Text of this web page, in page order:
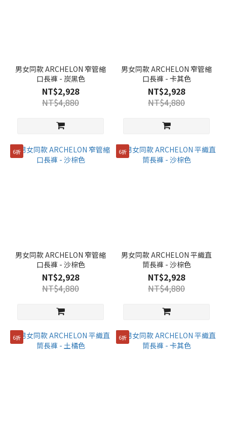
男女同款 ARCHELON 窄管縮
口長褲 - 炭黑色
NT$2,928
NT$4,880
男女同款 ARCHELON 窄管縮
口長褲 - 卡其色
NT$2,928
NT$4,880
6折
男女同款 ARCHELON 窄管縮
口長褲 - 沙棕色
NT$2,928
NT$4,880
6折
男女同款 ARCHELON 平織直
筒長褲 - 沙棕色
NT$2,928
NT$4,880
6折 6折